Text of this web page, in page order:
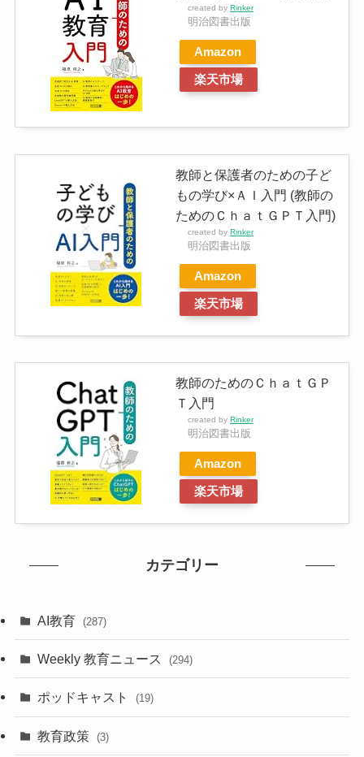
created by Rinker
明治図書出版
Amazon
楽天市場
教師と保護者のための子ど
もの学び×ＡＩ入門 (教師の
ためのＣｈａｔＧＰＴ入門)
created by Rinker
明治図書出版
Amazon
楽天市場
教師のためのＣｈａｔＧＰ
Ｔ入門
created by Rinker
明治図書出版
Amazon
楽天市場
カテゴリー
AI教育 (287)
Weekly 教育ニュース (294)
ポッドキャスト (19)
教育政策 (3)